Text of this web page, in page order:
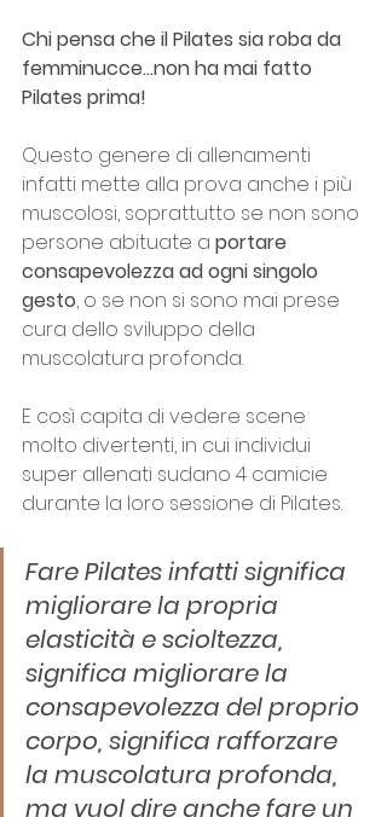
Chi pensa che il Pilates sia roba da
femminucce...non ha mai fatto
Pilates prima!
Questo genere di allenamenti
infatti mette alla prova anche i più
muscolosi, soprattutto se non sono
persone abituate a portare
consapevolezza ad ogni singolo
gesto, o se non si sono mai prese
cura dello sviluppo della
muscolatura profonda.
E così capita di vedere scene
molto divertenti, in cui individui
super allenati sudano 4 camicie
durante la loro sessione di Pilates.
Fare Pilates infatti significa
migliorare la propria
elasticità e scioltezza,
significa migliorare la
consapevolezza del proprio
corpo, significa rafforzare
la muscolatura profonda,
ma vuol dire anche fare un